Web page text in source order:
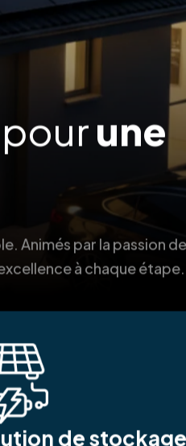
une
Animés par la passion des